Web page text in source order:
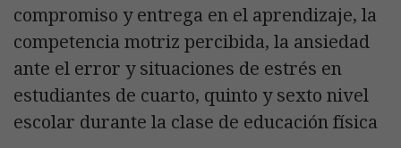
compromiso y entrega en el aprendizaje, la
competencia motriz percibida, la ansiedad
ante el error y situaciones de estrés en
estudiantes de cuarto, quinto y sexto nivel
escolar durante la clase de educación física